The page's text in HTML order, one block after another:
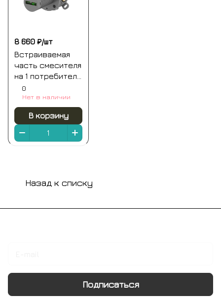
8 660 ₽/шт
Встраиваемая
часть смесителя
на 1 потребитель
whitecross y1241
0
Нет в наличии
В корзину
Назад к списку
Подписаться